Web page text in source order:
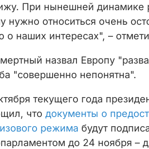
d
o
При нынешней динамике
нужно относиться очень
о наших интересах", –
назвал Европу
"совершенно непонятна".
текущего года
что документы о
режима будут
до 24 ноября –